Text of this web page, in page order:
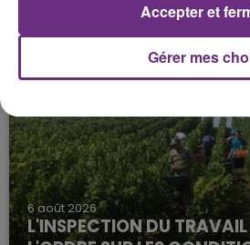
PROCHAINE JE VENDANGE
La vendange en Champagne
août dans la commune de
jamais vu !
6 août 2026
L'INSPECTION DU TRAVAIL
Gérer mes
Accepter et